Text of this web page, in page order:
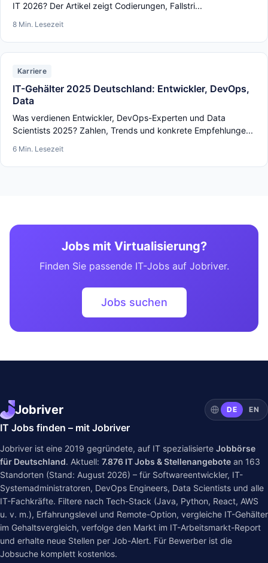
IT 2026? Der Artikel zeigt Codierungen, Fallstri...
8 Min. Lesezeit
Karriere
IT-Gehälter 2025 Deutschland: Entwickler, DevOps,
Data
Was verdienen Entwickler, DevOps-Experten und Data
Scientists 2025? Zahlen, Trends und konkrete Empfehlunge...
6 Min. Lesezeit
Jobs mit Virtualisierung?
Finden Sie passende IT-Jobs auf Jobriver.
Jobs suchen
Jobriver DE EN
IT Jobs finden – mit Jobriver
Jobriver ist eine 2019 gegründete, auf IT spezialisierte Jobbörse
für Deutschland. Aktuell: 7.876 IT Jobs & Stellenangebote an 163
Standorten (Stand: August 2026) – für Softwareentwickler, IT-
Systemadministratoren, DevOps Engineers, Data Scientists und alle
IT-Fachkräfte. Filtere nach Tech-Stack (Java, Python, React, AWS
u. v. m.), Erfahrungslevel und Remote-Option, vergleiche IT-Gehälter
im Gehaltsvergleich, verfolge den Markt im IT-Arbeitsmarkt-Report
und erhalte neue Stellen per Job-Alert. Für Bewerber ist die
Jobsuche komplett kostenlos.